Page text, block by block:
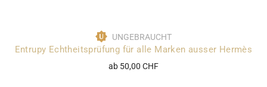
UNGEBRAUCHT
Entrupy Echtheitsprüfung für alle Marken ausser Hermès
ab 50,00 CHF